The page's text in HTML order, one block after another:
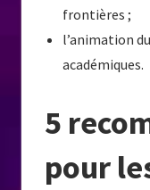
frontières ;
l’animation
académiques.
5
pour